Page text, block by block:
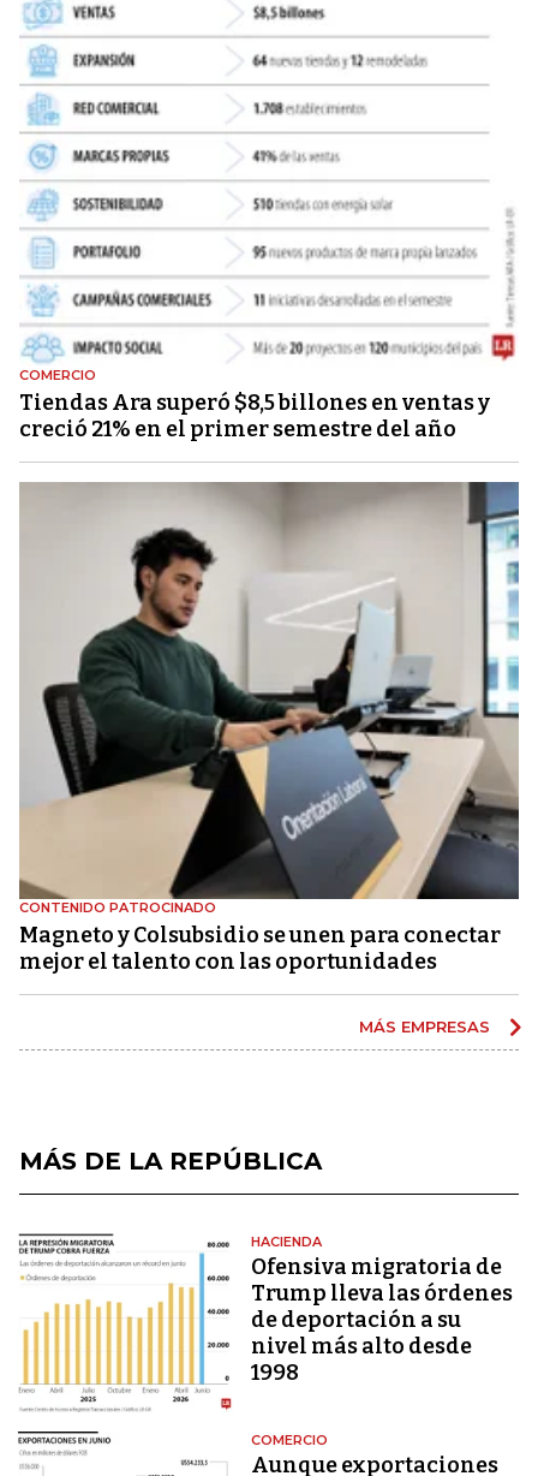
COMERCIO
Tiendas Ara superó $8,5 billones en ventas y
creció 21% en el primer semestre del año
CONTENIDO PATROCINADO
Magneto y Colsubsidio se unen para conectar
mejor el talento con las oportunidades
MÁS EMPRESAS
MÁS DE LA REPÚBLICA
HACIENDA
Ofensiva migratoria de
Trump lleva las órdenes
de deportación a su
nivel más alto desde
1998
COMERCIO
Aunque exportaciones